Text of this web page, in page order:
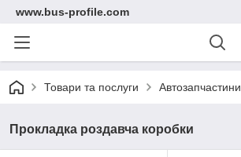
www.bus-profile.com
Товари та послуги Автозапчастини
Прокладка роздавча коробки